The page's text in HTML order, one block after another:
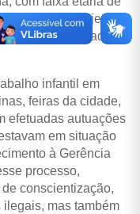
vaga no projeto, é
matriculado
infantil em
feiras da cidade,
efetuadas autuações
em situação
à Gerência
processo,
conscientização,
mas também